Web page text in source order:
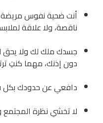
أنت ضحية نفوس
ناقصة، ولا علاقة
جسدك ملك لك ولا يحق
دون إذنك، مهما كنتِ
دافعي عن حدودك بكل
لا تخشي نظرة المجتمع